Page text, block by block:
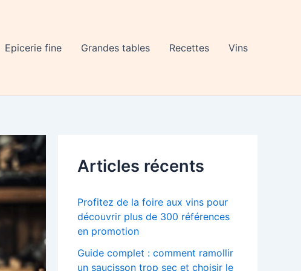
Epicerie fine Grandes tables Recettes Vins
Articles récents
Profitez de la foire aux vins pour
découvrir plus de 300 références
en promotion
Guide complet : comment ramollir
un saucisson trop sec et choisir le